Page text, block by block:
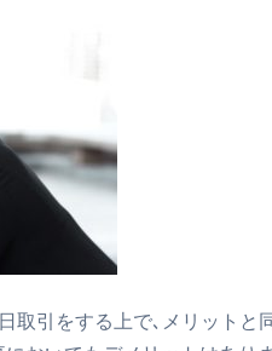
取引をする上で､メリットと